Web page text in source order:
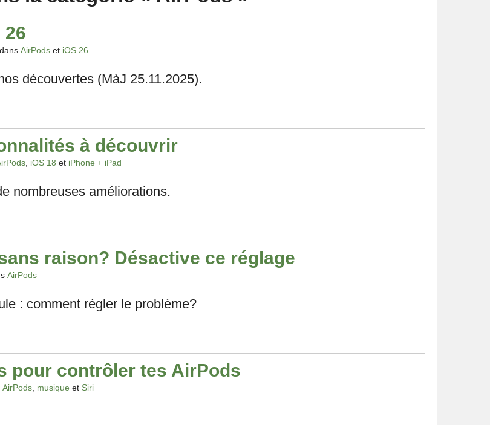
26
AirPods et iOS 26
découvertes (MàJ 25.11.2025).
à découvrir
iOS 18 et iPhone + iPad
nombreuses améliorations.
raison? Désactive ce réglage
AirPods
: comment régler le problème?
pour contrôler tes AirPods
AirPods musique et Siri